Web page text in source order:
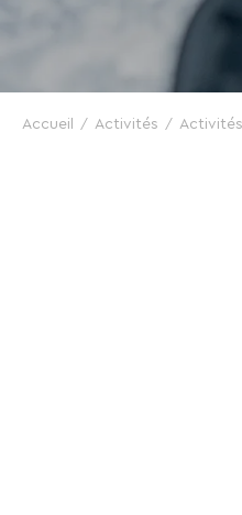
Accueil Activitéspouvez
page